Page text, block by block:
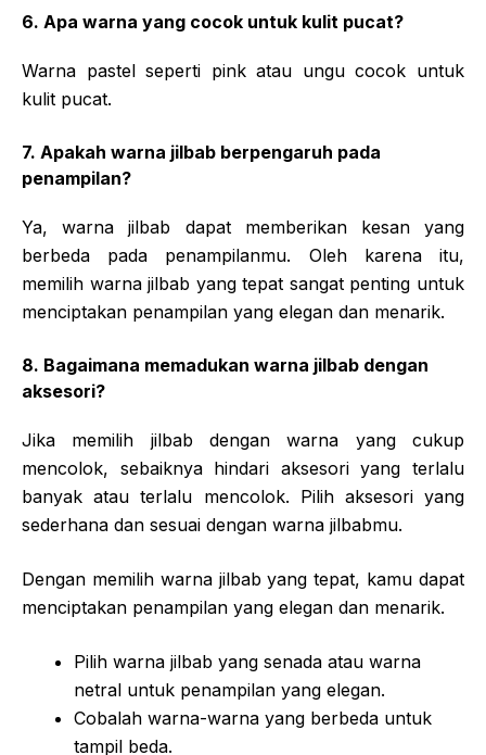
6. Apa warna yang cocok untuk kulit pucat?
Warna pastel seperti pink atau ungu cocok untuk
kulit pucat.
7. Apakah warna jilbab berpengaruh pada
penampilan?
Ya, warna jilbab dapat memberikan kesan yang
berbeda pada penampilanmu. Oleh karena itu,
memilih warna jilbab yang tepat sangat penting untuk
menciptakan penampilan yang elegan dan menarik.
8. Bagaimana memadukan warna jilbab dengan
aksesori?
Jika memilih jilbab dengan warna yang cukup
mencolok, sebaiknya hindari aksesori yang terlalu
banyak atau terlalu mencolok. Pilih aksesori yang
sederhana dan sesuai dengan warna jilbabmu.
Dengan memilih warna jilbab yang tepat, kamu dapat
menciptakan penampilan yang elegan dan menarik.
Pilih warna jilbab yang senada atau warna
netral untuk penampilan yang elegan.
Cobalah warna-warna yang berbeda untuk
tampil beda.